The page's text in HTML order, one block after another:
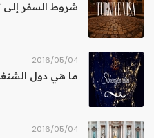
شروط السفر إلى
04‏/05‏/2016
ما هي دول
04‏/05‏/2016